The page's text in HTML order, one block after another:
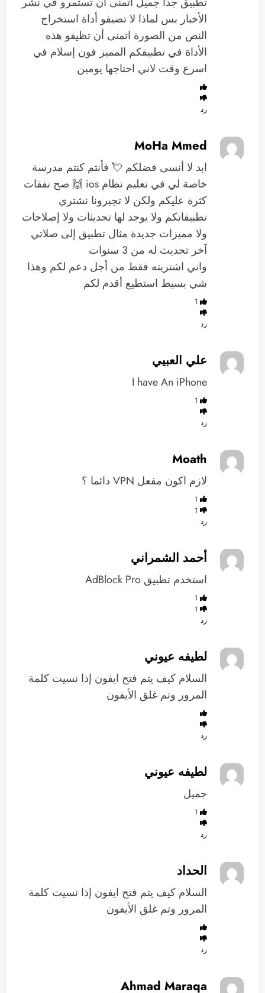
الأخبار ‏بس لماذا لا تضيفو ‏أداة استخراج
النص من الصورة اتمنى ‏أن تظيفو هذه
الأداة في تطبيقكم المميز فون إسلام في
اسرع وقت لاني احتاجها يومين
رد
MoHa Mmed
ابد لا أنسى فضلكم 💘 فأنتم كنتم مدرسة
خاصة لي في تعليم نظام ios 🙌 صح نفقات
كثرة عليكم ولكن لا تجبرونا نشتري
تطبيقاتكم ولا يوجد لها تحديثات ولا إصلاحات
ولا مميزات جديدة مثال تطبيق إلى صلاتي
آخر تحديث له من 3 سنوات
واني اشتريته فقط من أجل دعم لكم وهذا
شي بسيط استطيع أقدم لكم
1
رد
علي العبيي
I have An iPhone
1
رد
Moath
لازم اكون مفعل VPN دائما ؟
1
1
رد
أحمد الشمراني
استخدم تطبيق AdBlock Pro
1
1
رد
لطيفه عيوني
السلام كيف يتم فتح ايفون إذا نسيت كلمة
المرور وتم غلق الأيفون
رد
لطيفه عيوني
جميل
1
رد
الحداد
السلام كيف يتم فتح ايفون إذا نسيت كلمة
المرور وتم غلق الأيفون
رد
Ahmad Maraqa